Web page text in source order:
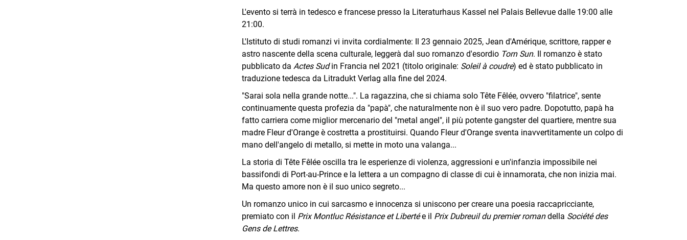
L'evento si terrà in tedesco e francese presso la Literaturhaus Kassel nel Palais Bellevue dalle 19:00 alle
21:00.
L'Istituto di studi romanzi vi invita cordialmente: Il 23 gennaio 2025, Jean d'Amérique, scrittore, rapper e
astro nascente della scena culturale, leggerà dal suo romanzo d'esordio Torn Sun. Il romanzo è stato
pubblicato da Actes Sudin Francia nel 2021 (titolo originale: Soleil à coudre) ed è stato pubblicato in
traduzione tedesca da Litradukt Verlag alla fine del 2024.
"Sarai sola nella grande notte...". La ragazzina, che si chiama solo Tête Fêlée, ovvero "filatrice", sente
continuamente questa profezia da "papà", che naturalmente non è il suo vero padre. Dopotutto, papà ha
fatto carriera come miglior mercenario del "metal angel", il più potente gangster del quartiere, mentre sua
madre Fleur d'Orange è costretta a prostituirsi. Quando Fleur d'Orange sventa inavvertitamente un colpo di
mano dell'angelo di metallo, si mette in moto una valanga...
La storia di Tête Fêlée oscilla tra le esperienze di violenza, aggressioni e un'infanzia impossibile nei
bassifondi di Port-au-Prince e la lettera a un compagno di classe di cui è innamorata, che non inizia mai.
Ma questo amore non è il suo unico segreto...
Un romanzo unico in cui sarcasmo e innocenza si uniscono per creare una poesia raccapricciante,
premiato con il Prix Montluc Résistance et Libertée il Prix Dubreuil du premier romandella Société des
Gens de Lettres.